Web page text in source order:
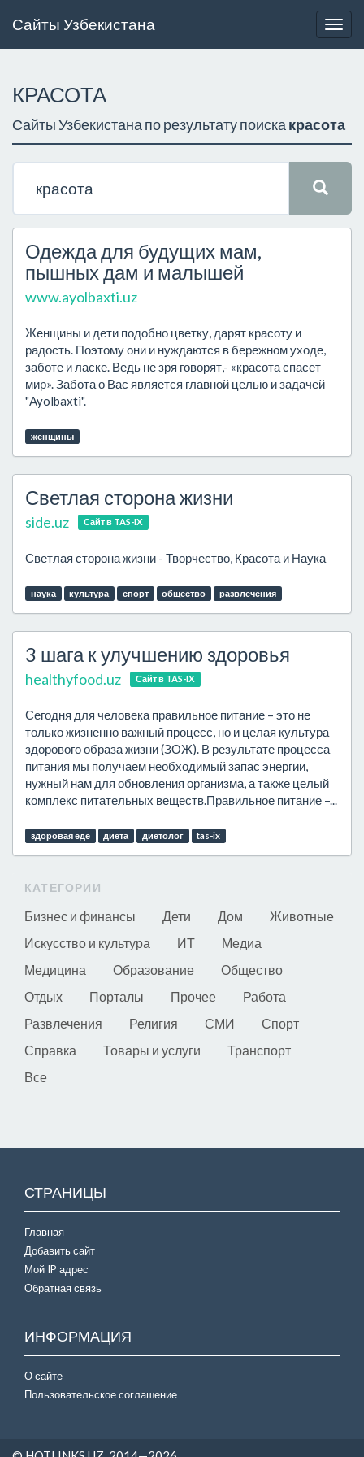
Сайты Узбекистана
КРАСОТА
Сайты Узбекистана по результату поиска красота
Одежда для будущих мам,
пышных дам и малышей
www.ayolbaxti.uz
Женщины и дети подобно цветку, дарят красоту и
радость. Поэтому они и нуждаются в бережном уходе,
заботе и ласке. Ведь не зря говорят,- «красота спасет
мир». Забота о Вас является главной целью и задачей
"Ayolbaxti".
женщины
Светлая сторона жизни
side.uz Сайт в TAS-IX
Светлая сторона жизни - Творчество, Красота и Наука
наука культура спорт общество развлечения
3 шага к улучшению здоровья
healthyfood.uz Сайт в TAS-IX
Сегодня для человека правильное питание – это не
только жизненно важный процесс, но и целая культура
здорового образа жизни (ЗОЖ). В результате процесса
питания мы получаем необходимый запас энергии,
нужный нам для обновления организма, а также целый
комплекс питательных веществ.Правильное питание –...
здоровая еде диета диетолог tas-ix
КАТЕГОРИИ
Бизнес и финансы Дети Дом
Животные
Искусство и культура
ИТ
Медиа
Медицина
Образование
Общество
Отдых
Порталы Прочее
Работа
Развлечения
Религия СМИ
Спорт
Справка
Товары и услуги
Транспорт
Все
СТРАНИЦЫ
Главная
Добавить сайт
Мой IP адрес
Обратная связь
ИНФОРМАЦИЯ
О сайте
Пользовательское соглашение